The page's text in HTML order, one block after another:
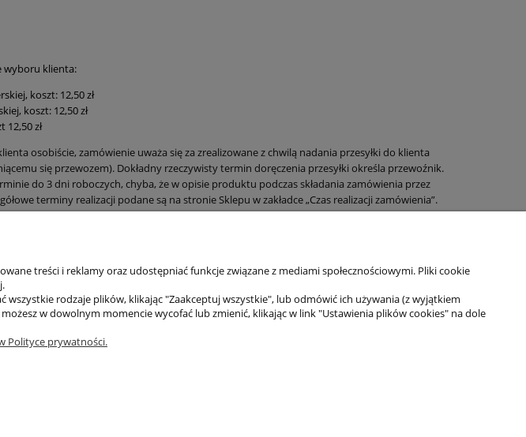
wyboru klienta:
koszt: 12,50 zł
koszt: 12,50 zł
zł
osobiście, zamówienie uważa się za zrealizowane z chwilą nadania przesyłki do klienta
się przewozem). Dokładny rzeczywisty termin doręczenia przesyłki określa przewoźnik.
do 3 dni roboczych, chyba, że w opisie produktu podczas składania zamówienia przez
terminy realizacji podane są na stronie Sklepu w zakładce „Czas realizacji zamówienia”.
na terenie Rzeczpospolitej Polskiej za pokryciem kosztów wskazanych na stronie Sklepu w
treści i reklamy oraz udostępniać funkcje związane z mediami społecznościowymi. Pliki cookie
rodzaje plików, klikając "Zaakceptuj wszystkie", lub odmówić ich używania (z wyjątkiem
w dowolnym momencie wycofać lub zmienić, klikając w link "Ustawienia plików cookies" na dole
Polityce prywatności.